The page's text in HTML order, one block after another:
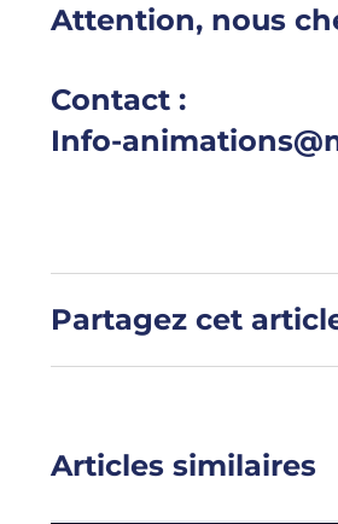
Attention, nous
Contact :
Info-
Partagez cet
Articles similaires